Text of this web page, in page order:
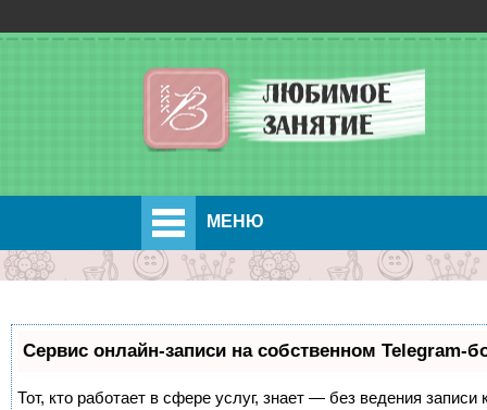
МЕНЮ
Сервис онлайн-записи на собственном Telegram-
Тот, кто работает в сфере услуг, знает — без ведения